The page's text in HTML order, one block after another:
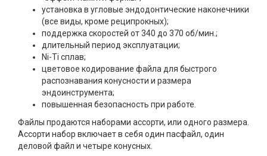
установка в угловые эндодонтические наконечники
(все виды, кроме реципрокных);
поддержка скоростей от 340 до 370 об/мин.;
длительный период эксплуатации;
Ni-Ti сплав;
цветовое кодирование файла для быстрого
распознавания конусности и размера
эндоинструмента;
повышенная безопасность при работе.
Файлы продаются наборами ассорти, или одного размера.
Ассорти набор включает в себя один пасфайл, один
деловой файл и четыре конусных.